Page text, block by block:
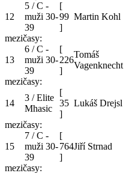
12
5 / C -
muži 30-
39
[
99
]
Martin Kohl
mezičasy:
13
6 / C -
muži 30-
39
[
226
]
Tomáš
Vagenknecht
mezičasy:
14
3 / Elite
Mhasic
[
35
]
Lukáš Drejsl
mezičasy:
15
7 / C -
muži 30-
39
[
764
]
Jiří Strnad
mezičasy: